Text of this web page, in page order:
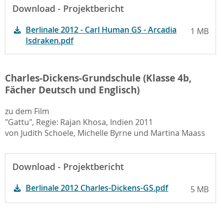
Download - Projektbericht
Berlinale 2012 - Carl Human GS - Arcadia
Isdraken.pdf
1 MB
Charles-Dickens-Grundschule (Klasse 4b,
Fächer Deutsch und Englisch)
zu dem Film
"Gattu", Regie: Rajan Khosa, Indien 2011
von Judith Schoele, Michelle Byrne und Martina Maass
Download - Projektbericht
Berlinale 2012 Charles-Dickens-GS.pdf 5 MB